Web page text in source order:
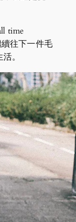
time
往下一件毛
。